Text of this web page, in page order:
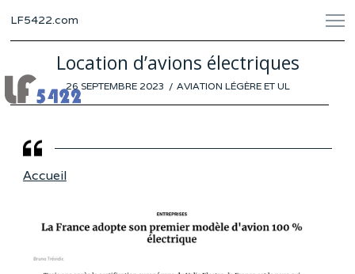
LF5422.com
Location d’avions électriques
POSTED
ON
26 SEPTEMBRE 2023 21AVIATION LÉGÈRE ET UL
Accueil